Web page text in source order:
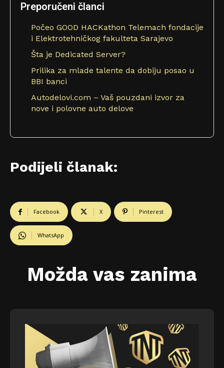
Preporučeni članci
Počeo GOOD HACKathon Telemach fondacije
i Elektrotehničkog fakulteta Sarajevo
Šta je Dedicated Server?
Prilika za mlade talente da dobiju posao u
BBI banci
Autodelovi.com – Vaš pouzdani izvor za
nove i polovne auto delove
Podijeli članak:
Facebook X Pinterest
WhatsApp
Možda vas zanima